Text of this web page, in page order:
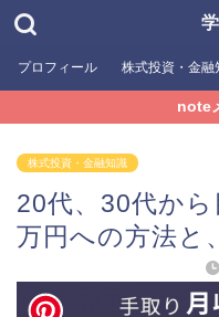
プロフィール 株式投資・金融
note
株式投資・金融知識
20代、30代か
万円への方法と